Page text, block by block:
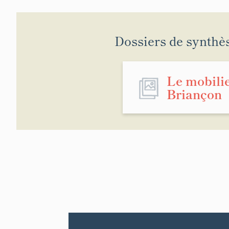
Dossiers de
Le
Briançon